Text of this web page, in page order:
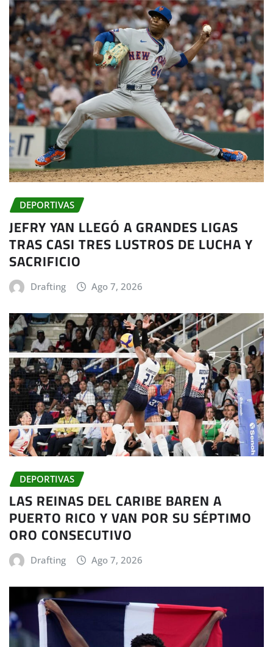
DEPORTIVAS
JEFRY YAN LLEGÓ A GRANDES LIGAS
TRAS CASI TRES LUSTROS DE LUCHA Y
SACRIFICIO
Drafting Ago 7, 2026
DEPORTIVAS
LAS REINAS DEL CARIBE BAREN A
PUERTO RICO Y VAN POR SU SÉPTIMO
ORO CONSECUTIVO
Drafting Ago 7, 2026